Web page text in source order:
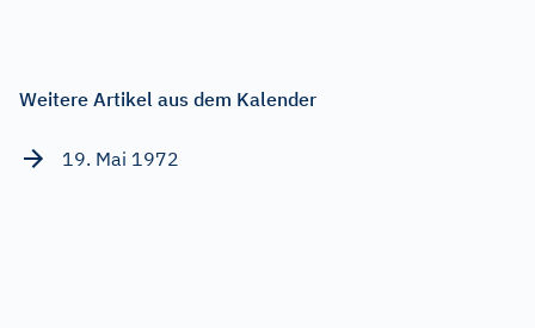
Weitere Artikel aus dem Kalender
19. Mai 1972